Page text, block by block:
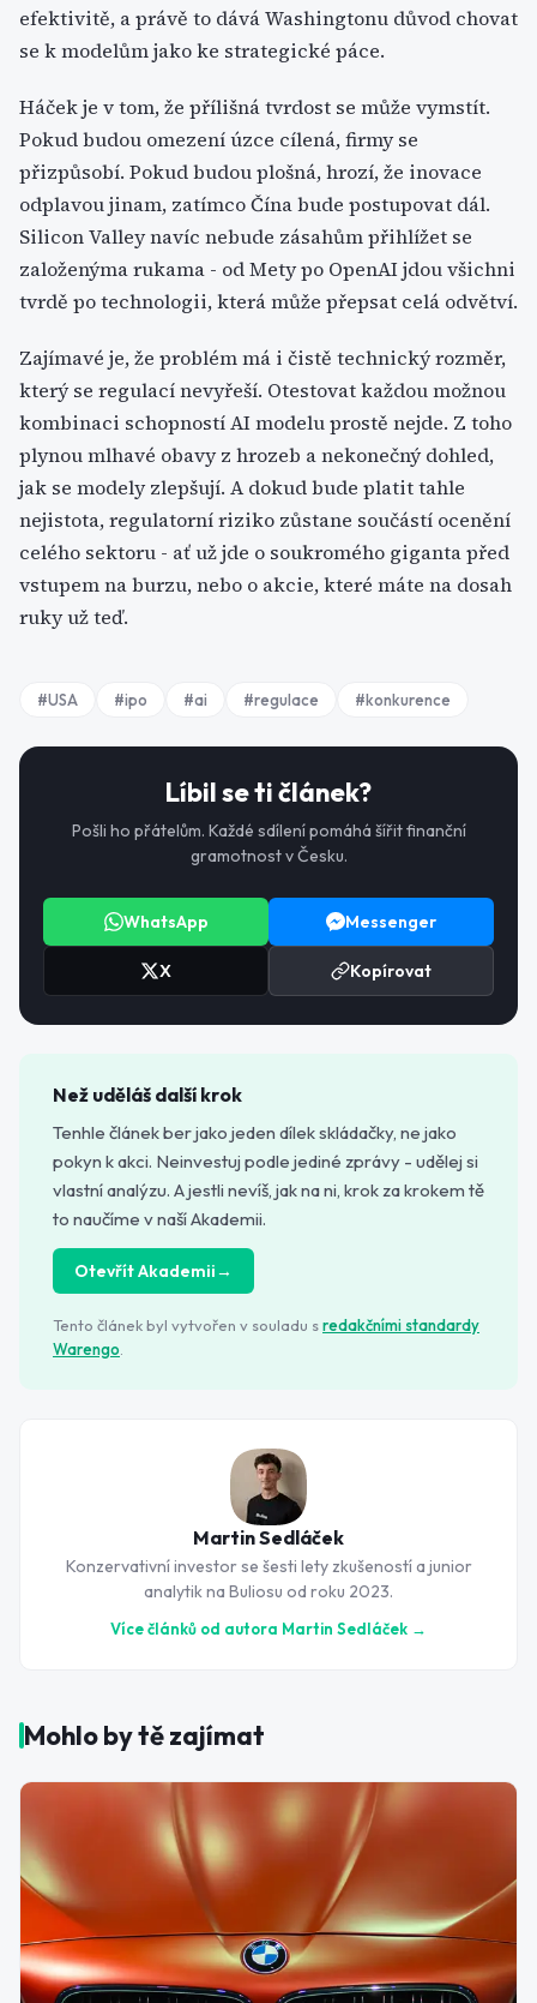
efektivitě, a právě to dává Washingtonu důvod chovat
se k modelům jako ke strategické páce.
Háček je v tom, že přílišná tvrdost se může vymstít.
Pokud budou omezení úzce cílená, firmy se
přizpůsobí. Pokud budou plošná, hrozí, že inovace
odplavou jinam, zatímco Čína bude postupovat dál.
Silicon Valley navíc nebude zásahům přihlížet se
založenýma rukama - od Mety po OpenAI jdou všichni
tvrdě po technologii, která může přepsat celá odvětví.
Zajímavé je, že problém má i čistě technický rozměr,
který se regulací nevyřeší. Otestovat každou možnou
kombinaci schopností AI modelu prostě nejde. Z toho
plynou mlhavé obavy z hrozeb a nekonečný dohled,
jak se modely zlepšují. A dokud bude platit tahle
nejistota, regulatorní riziko zůstane součástí ocenění
celého sektoru - ať už jde o soukromého giganta před
vstupem na burzu, nebo o akcie, které máte na dosah
ruky už teď.
#USA #ipo #ai #regulace #konkurence
Líbil se ti článek?
Pošli ho přátelům. Každé sdílení pomáhá šířit finanční
gramotnost v Česku.
WhatsApp Messenger
X Kopírovat
Než uděláš další krok
Tenhle článek ber jako jeden dílek skládačky, ne jako
pokyn k akci. Neinvestuj podle jediné zprávy - udělej si
vlastní analýzu. A jestli nevíš, jak na ni, krok za krokem tě
to naučíme v naší Akademii.
Otevřít Akademii→
Tento článek byl vytvořen v souladu sredakčními standardy
Warengo
Martin Sedláček
Konzervativní investor se šesti lety zkušeností a junior
analytik na Buliosu od roku 2023.
Více článků od autora Martin Sedláček →
Mohlo by tě zajímat